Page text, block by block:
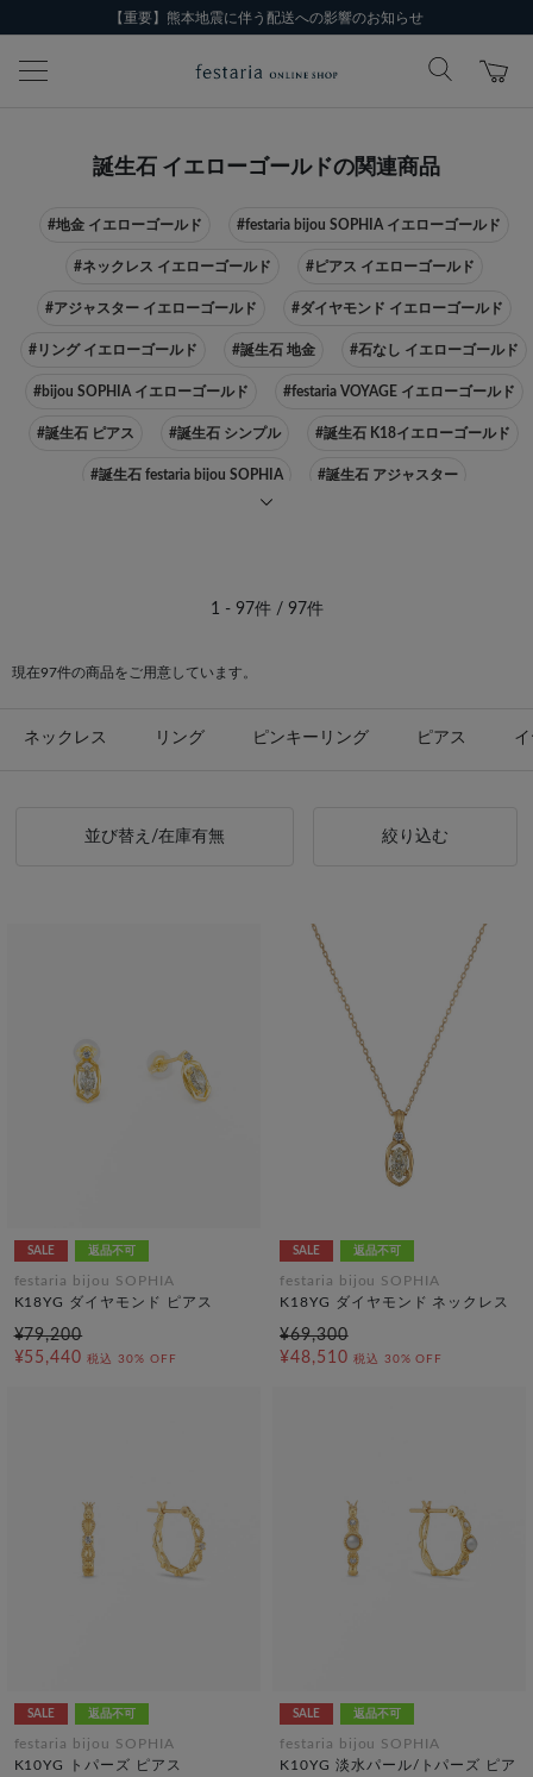
【重要】熊本地震に伴う配送への影響のお知らせ
誕生石 イエローゴールドの関連商品
#地金 イエローゴールド #festaria bijou SOPHIA イエローゴールド
#ネックレス イエローゴールド #ピアス イエローゴールド
#アジャスター イエローゴールド #ダイヤモンド イエローゴールド
#リング イエローゴールド #誕生石 地金 #石なし イエローゴールド
#bijou SOPHIA イエローゴールド #festaria VOYAGE イエローゴールド
#誕生石 ピアス #誕生石 シンプル #誕生石 K18イエローゴールド
#誕生石 festaria bijou SOPHIA #誕生石 アジャスター
1 - 97件 / 97件
現在97件の商品をご用意しています。
ネックレス リング ピンキーリング ピアス
並び替え/在庫有無 絞り込む
SALE 返品不可
festaria bijou SOPHIA
K18YG ダイヤモンド ピアス
¥79,200
¥55,440 税込 30% OFF
SALE 返品不可
festaria bijou SOPHIA
K18YG ダイヤモンド ネックレス
¥69,300
¥48,510 税込 30% OFF
SALE 返品不可
festaria bijou SOPHIA
K10YG トパーズ ピアス
SALE 返品不可
festaria bijou SOPHIA
K10YG 淡水パール/トパーズ ピア